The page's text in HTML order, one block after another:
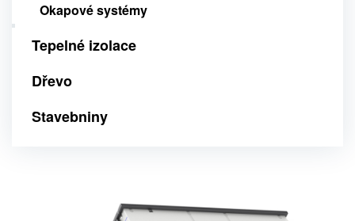
Okapové systémy
Tepelné izolace
Dřevo
Stavebniny